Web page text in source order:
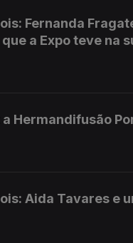
Fernanda
a Expo teve na
a Hermandifusão
Aida Tavares e